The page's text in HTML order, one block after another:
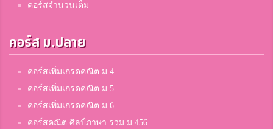
คอร์สจำนวนเต็ม
คอร์ส ม.ปลาย
คอร์สเพิ่มเกรดคณิต ม.4
คอร์สเพิ่มเกรดคณิต ม.5
คอร์สเพิ่มเกรดคณิต ม.6
คอร์สคณิต ศิลป์ภาษา รวม ม.456